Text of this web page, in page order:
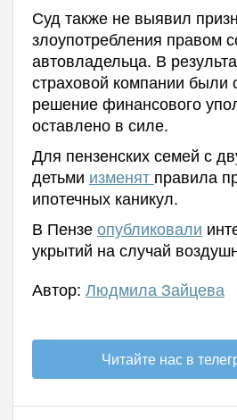
Суд также не выявил
злоупотребления правом
автовладельца. В
страховой компании были
решение финансового
оставлено в силе.
Для пензенских семей с
детьми изменят правила
ипотечных каникул.
В Пензеопубликовали
укрытий на случай
Автор: Людмила Зайцева
Читайте нас в